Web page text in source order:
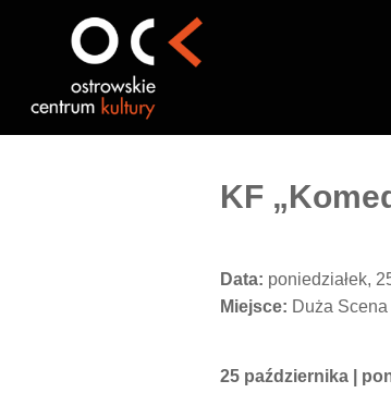
KF
Data: poniedziałek,
Miejsce: Duża Scena
25 października |